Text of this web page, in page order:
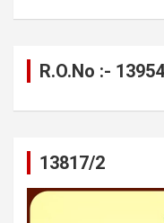
R.O.No :-
13817/2